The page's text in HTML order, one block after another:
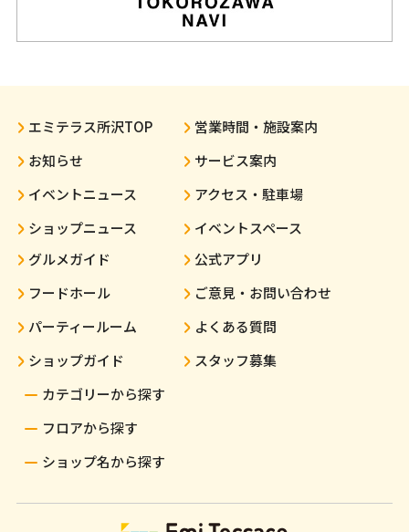
エミテラス所沢TOP
お知らせ
イベントニュース
ショップニュース
グルメガイド
フードホール
パーティールーム
ショップガイド
カテゴリーから探す
フロアから探す
ショップ名から探す
営業時間・施設案内
サービス案内
アクセス・駐車場
イベントスペース
公式アプリ
ご意見・お問い合わせ
よくある質問
スタッフ募集